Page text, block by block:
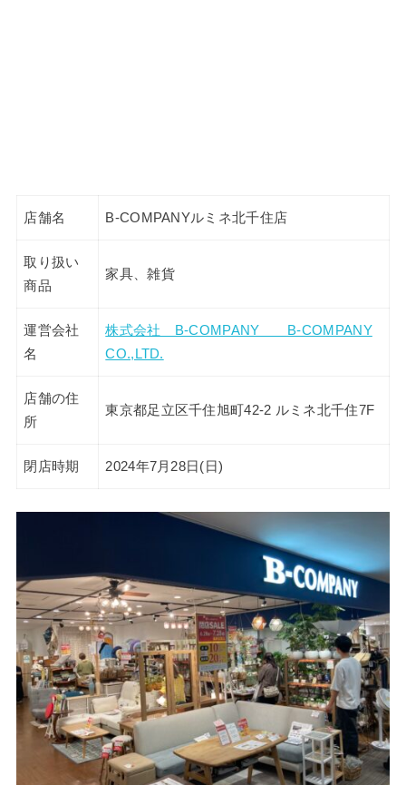
店舗名 B-COMPANYルミネ北千住店
取り扱い
商品
家具、雑貨
運営会社
名
株式会社 B-COMPANY B-COMPANY
CO.,LTD.
店舗の住
所
東京都足立区千住旭町42-2 ルミネ北千住7F
閉店時期 2024年7月28日(日)